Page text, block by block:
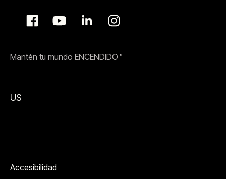
Mantén tu mundo ENCENDIDO™
US
Accesibilidad